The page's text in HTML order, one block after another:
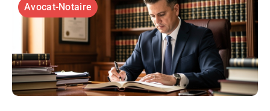
Avocat-Notaire